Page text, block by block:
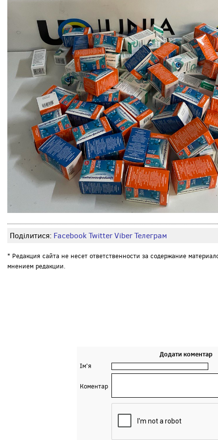
Поділитися: FacebookTwitterViberТелеграм
* Редакция сайта не несет ответственности за содержание
мнением редакции.
Додати коментар
Ім'я
Коментар